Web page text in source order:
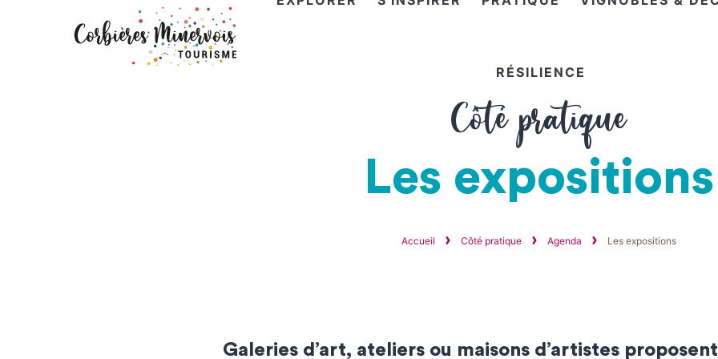
RÉSILIENCE
Côté pratique
Les expositions
Accueil Côté pratique Agenda Les expositions
Galeries d’art, ateliers ou maisons d’artistes